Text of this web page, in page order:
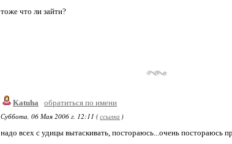
тоже что ли зайти?
Katuha
обратиться по имени
Суббота, 06 Мая 2006 г. 12:11 (ссылка )
надо всех с удицы вытаскивать, постораюсь...очень постораюсь